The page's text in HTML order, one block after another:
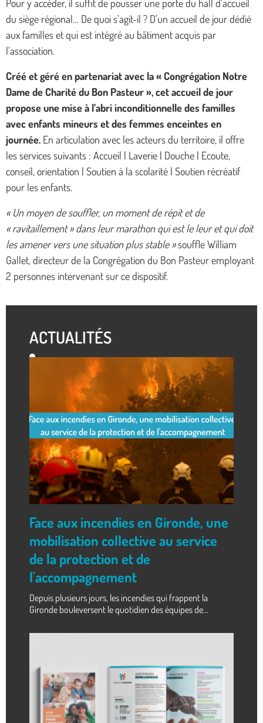
Pour y accéder, il suffit de pousser une porte du hall d’accueil
du siège régional… De quoi s’agit-il ? D’un accueil de jour dédié
aux familles et qui est intégré au bâtiment acquis par
l’association.
Créé et géré en partenariat avec la « Congrégation Notre
Dame de Charité du Bon Pasteur », cet accueil de jour
propose une mise à l’abri inconditionnelle des familles
avec enfants mineurs et des femmes enceintes en
journée. En articulation avec les acteurs du territoire, il offre
les services suivants : Accueil | Laverie | Douche | Ecoute,
conseil, orientation | Soutien à la scolarité | Soutien récréatif
pour les enfants.
« Un moyen de souffler, un moment de répit et de
« ravitaillement » dans leur marathon qui est le leur et qui doit
les amener vers une situation plus stable »souffle William
Gallet, directeur de la Congrégation du Bon Pasteur employant
2 personnes intervenant sur ce dispositif.
ACTUALITÉS
Face aux incendies en Gironde, une
mobilisation collective au service
de la protection et de
l'accompagnement
Depuis plusieurs jours, les incendies qui frappent la
Gironde bouleversent le quotidien des équipes de...